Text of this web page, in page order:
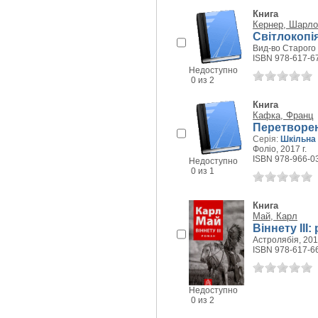
Недоступно
0 из 2
Книга
Кернер,
Вид-во Старого
ISBN 978-617-
Недоступно
0 из 1
Книга
Кафка, Франц
Серія: Шкільна
Фоліо, 2017 г.
ISBN 978-966-
Недоступно
0 из 2
Книга
Май, Карл
Віннету III:
Астролябія,
ISBN 978-617-